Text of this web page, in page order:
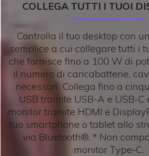
COLLEGA TUTTI I TUOI
Controlla il tuo desktop con
semplice a cui collegare tutti i
che fornisce fino a 100 W di
il numero di caricabatterie,
necessari. Collega fino a
USB tramite USB-A e USB-C
monitor tramite HDMI e
tuo smartphone o tablet allo
via Bluetooth®. * Non
monitor Type-C.